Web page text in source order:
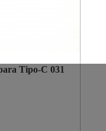
Tipo-C 031